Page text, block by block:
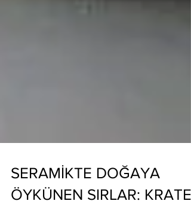
SERAMİKTE DOĞAYA